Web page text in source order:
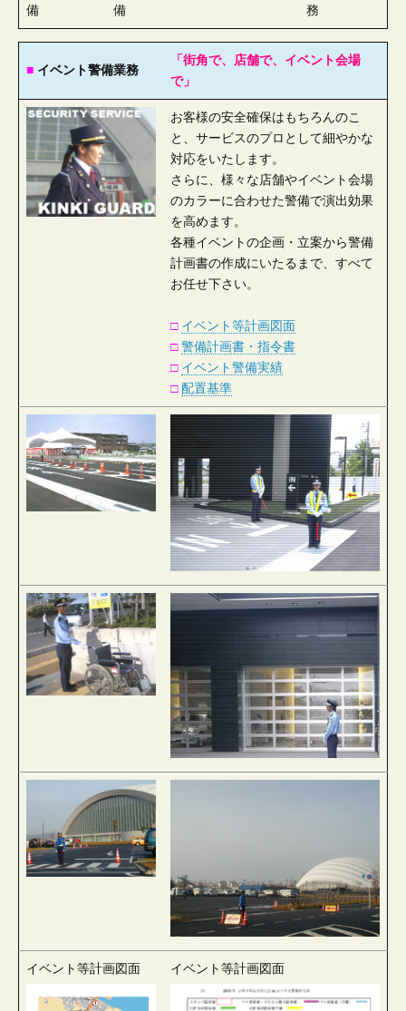
備
備
務
■ イベント警備業務
「街角で、店舗で、イベント会場
で」
お客様の安全確保はもちろんのこ
と、サービスのプロとして細やかな
対応をいたします。
さらに、様々な店舗やイベント会場
のカラーに合わせた警備で演出効果
を高めます。
各種イベントの企画・立案から警備
計画書の作成にいたるまで、すべて
お任せ下さい。
□ イベント等計画図面
□ 警備計画書・指令書
□ イベント警備実績
□ 配置基準
イベント等計画図面 イベント等計画図面